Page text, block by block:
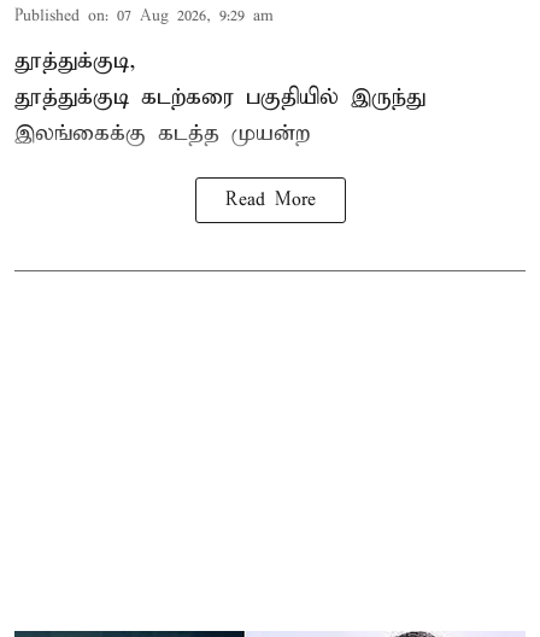
Published on: 07 Aug 2026, 9:29 am
தூத்துக்குடி,
தூத்துக்குடி கடற்கரை பகுதியில் இருந்து
இலங்கைக்கு கடத்த முயன்ற
Read More